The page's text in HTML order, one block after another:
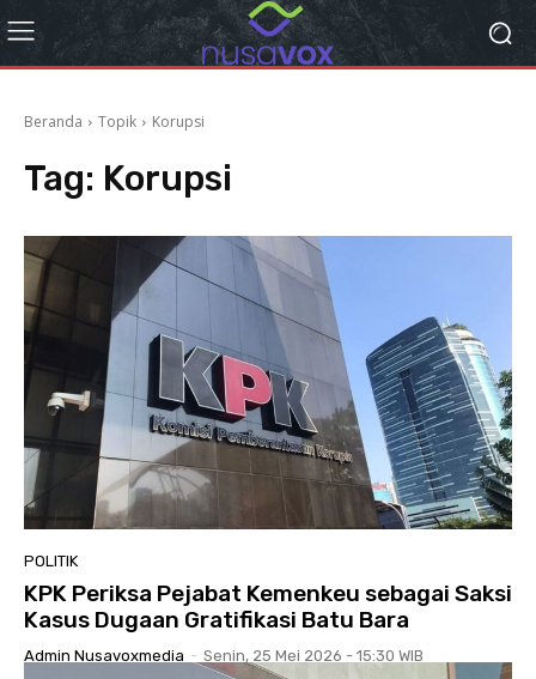
Beranda Topik Korupsi
Tag: Korupsi
POLITIK
KPK Periksa Pejabat Kemenkeu sebagai Saksi
Kasus Dugaan Gratifikasi Batu Bara
Admin Nusavoxmedia - Senin, 25 Mei 2026 - 15:30 WIB